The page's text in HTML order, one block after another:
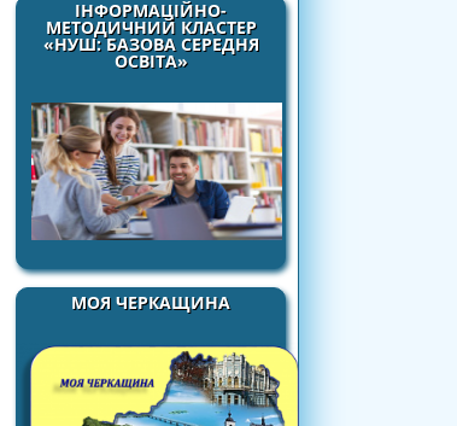
ІНФОРМАЦІЙНО-
МЕТОДИЧНИЙ КЛАСТЕР
«НУШ: БАЗОВА СЕРЕДНЯ
ОСВІТА»
МОЯ ЧЕРКАЩИНА